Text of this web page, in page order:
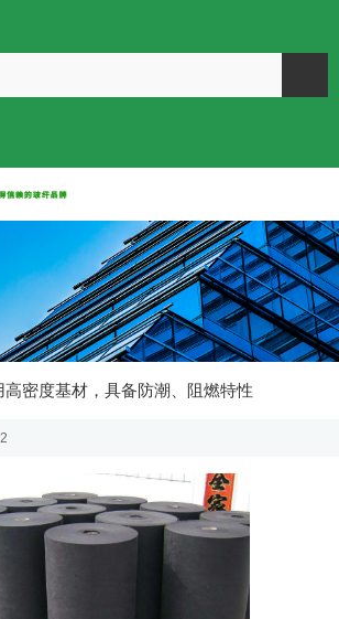
闻 - 黑色玻纤薄毡｜采用高密度基材，具备防
密度基材，具备防潮、阻燃特性